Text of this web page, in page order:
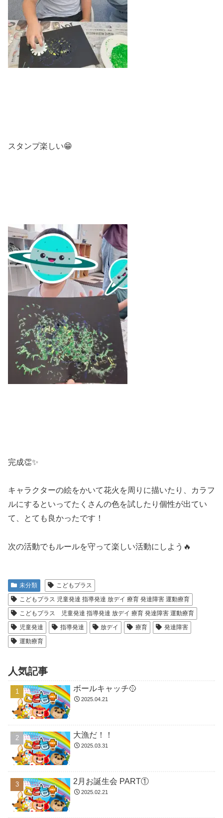
スタンプ楽しい😁
完成👏✨
キャラクターの絵をかいて花火を周りに描いたり、カラフ
ルにするといってたくさんの色を試したり個性が出てい
て、とても良かったです！
次の活動でもルールを守って楽しい活動にしよう🔥
未分類
こどもプラス
こどもプラス 児童発達 指導発達 放デイ 療育 発達障害 運動療育
こどもプラス 児童発達 指導発達 放デイ 療育 発達障害 運動療育
児童発達
指導発達 放デイ 療育
発達障害
運動療育
人気記事
ボールキャッチ🥎
2025.04.21
大漁だ！！
2025.03.31
2月お誕生会 PART①
2025.02.21